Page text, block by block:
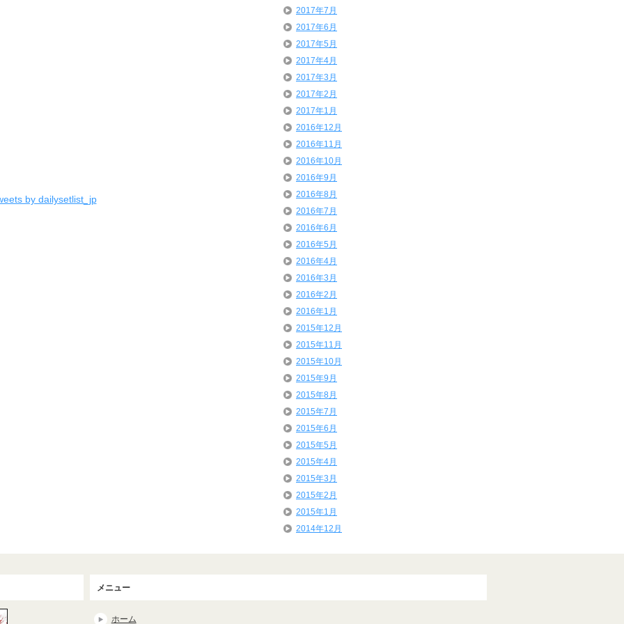
by dailysetlist_jp
2017年7月
2017年6月
2017年5月
2017年4月
2017年3月
2017年2月
2017年1月
2016年12月
2016年11月
2016年10月
2016年9月
2016年8月
2016年7月
2016年6月
2016年5月
2016年4月
2016年3月
2016年2月
2016年1月
2015年12月
2015年11月
2015年10月
2015年9月
2015年8月
2015年7月
2015年6月
2015年5月
2015年4月
2015年3月
2015年2月
2015年1月
2014年12月
メニュー
ホーム